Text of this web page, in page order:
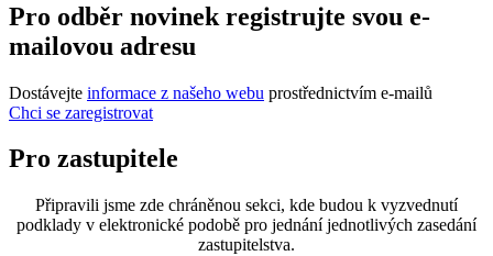
Pro odběr novinek registrujte svou e-
mailovou adresu
Dostávejte informace z našeho webu prostřednictvím e-mailů
Chci se zaregistrovat
Pro zastupitele
Připravili jsme zde chráněnou sekci, kde budou k vyzvednutí
podklady v elektronické podobě pro jednání jednotlivých zasedání
zastupitelstva.